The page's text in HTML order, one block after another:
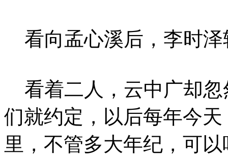
看向孟心溪后，李时泽
看着二人，云中广却忽
们就约定，以后每年今
里，不管多大年纪，可以